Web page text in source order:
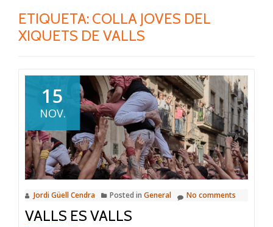
ETIQUETA: COLLA JOVES DEL
XIQUETS DE VALLS
15
NOV.
Jordi Güell Cendra Posted in General No comments
VALLS ES VALLS